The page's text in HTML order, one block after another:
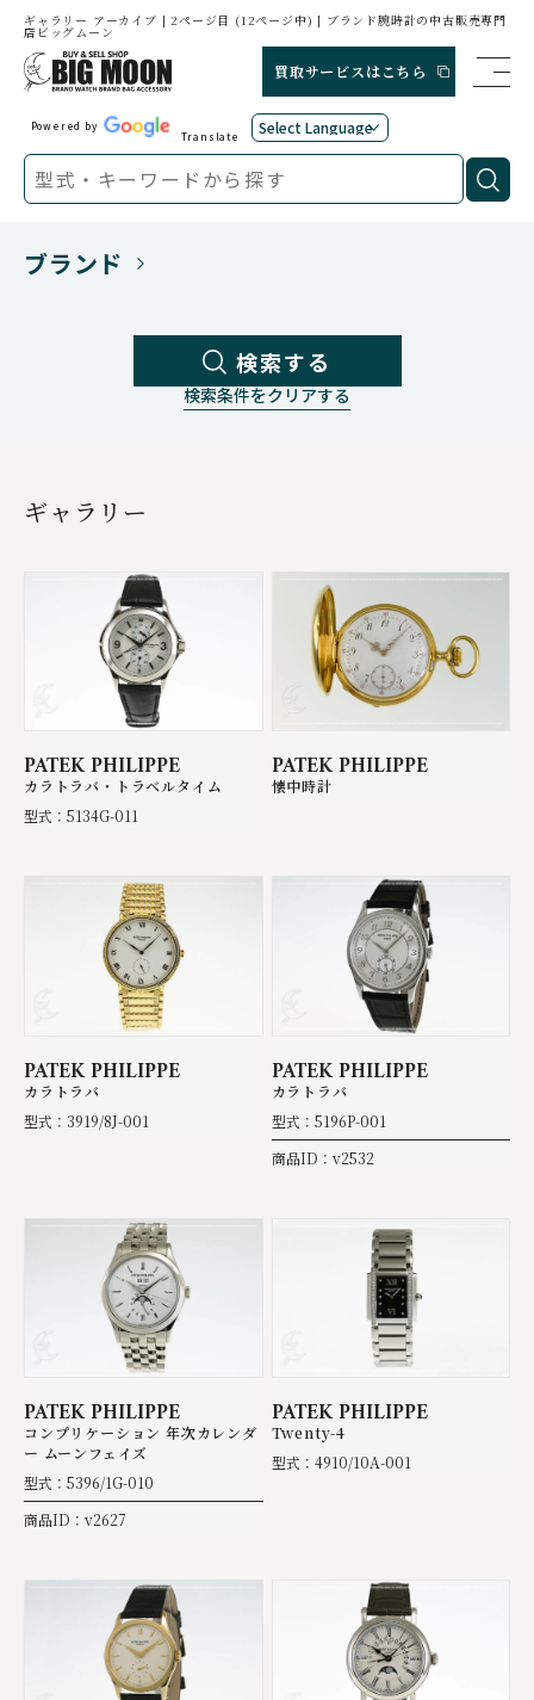
ギャラリー アーカイブ | 2ページ目 (12ページ中) | ブランド腕時計の中古販売専門
店ビッグムーン
買取サービスはこちら
Powered by
Translate
ブランド
検索する
検索条件をクリアする
ギャラリー
PATEK PHILIPPE
カラトラバ・トラベルタイム
型式：5134G-011
PATEK PHILIPPE
懐中時計
PATEK PHILIPPE
カラトラバ
型式：3919/8J-001
PATEK PHILIPPE
カラトラバ
型式：5196P-001
商品ID：v2532
PATEK PHILIPPE
コンプリケーション 年次カレンダ
ー ムーンフェイズ
型式：5396/1G-010
商品ID：v2627
PATEK PHILIPPE
Twenty-4
型式：4910/10A-001